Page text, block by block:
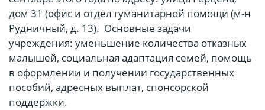
дом 31 (офис и отдел гуманитарной помощи (м-н
Рудничный, д. 13). Основные задачи
учреждения: уменьшение количества отказных
малышей, социальная адаптация семей, помощь
в оформлении и получении государственных
пособий, адресных выплат, спонсорской
поддержки.